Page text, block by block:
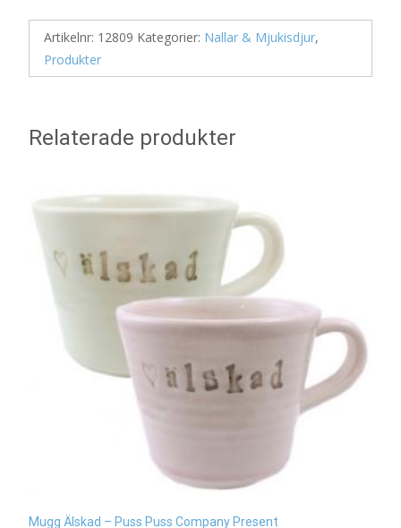
Artikelnr: 12809 Kategorier: Nallar & Mjukisdjur,
Produkter
Relaterade produkter
Mugg Älskad – Puss Puss Company Present